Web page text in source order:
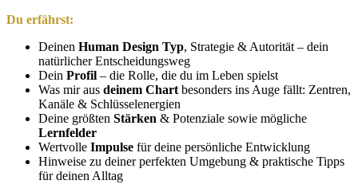
Du erfährst:
Deinen Human Design Typ, Strategie & Autorität – dein
natürlicher Entscheidungsweg
Dein Profil – die Rolle, die du im Leben spielst
Was mir aus deinem Chart besonders ins Auge fällt: Zentren,
Kanäle & Schlüsselenergien
Deine größten Stärken & Potenziale sowie mögliche
Lernfelder
Wertvolle Impulse für deine persönliche Entwicklung
Hinweise zu deiner perfekten Umgebung & praktische Tipps
für deinen Alltag